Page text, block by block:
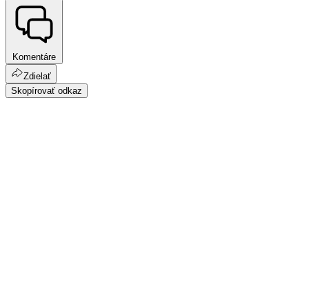
Komentáre
Zdielať
Skopírovať odkaz